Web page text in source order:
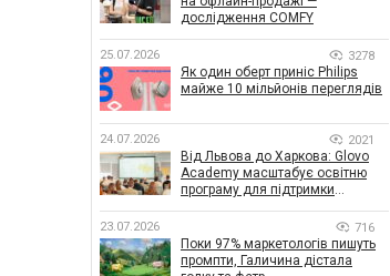
дослідження COMFY
25.07.2026 3278
Як один оберт приніс Philips
майже 10 мільйонів переглядів
24.07.2026 2021
Від Львова до Харкова: Glovo
Academy масштабує освітню
програму для підтримки
23.07.2026 716
Поки 97% маркетологів пишуть
промпти, Галичина дістала